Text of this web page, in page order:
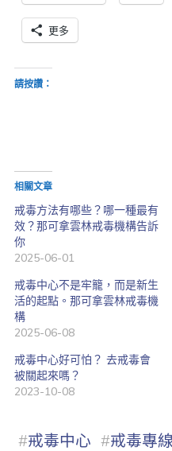
更多
請按讚：
相關文章
戒毒方法有哪些？哪一種最有
效？那可拿雲林戒毒機構告訴
你
2025-06-01
戒毒中心不是牢籠，而是新生
活的起點。那可拿雲林戒毒機
構
2025-06-08
戒毒中心好可怕？ 去戒毒會
被關起來嗎？
2023-10-08
#戒毒中心 #戒毒專線